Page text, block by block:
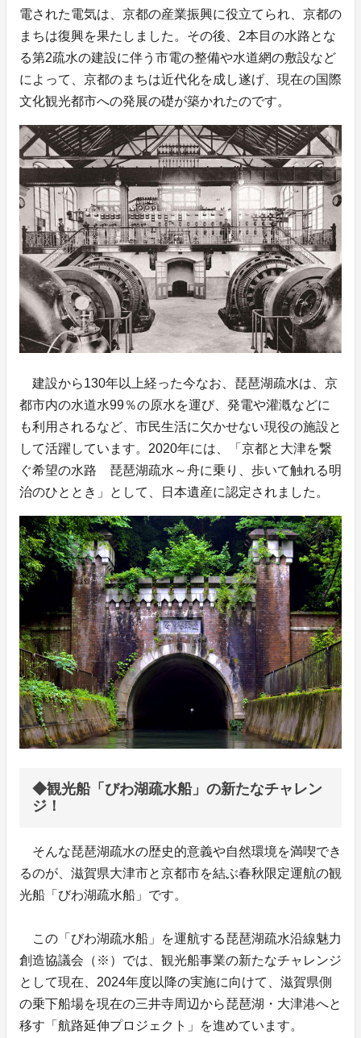
電された電気は、京都の産業振興に役立てられ、京都の
まちは復興を果たしました。その後、2本目の水路とな
る第2疏水の建設に伴う市電の整備や水道網の敷設など
によって、京都のまちは近代化を成し遂げ、現在の国際
文化観光都市への発展の礎が築かれたのです。
建設から130年以上経った今なお、琵琶湖疏水は、京
都市内の水道水99％の原水を運び、発電や灌漑などに
も利用されるなど、市民生活に欠かせない現役の施設と
して活躍しています。2020年には、「京都と大津を繋
ぐ希望の水路 琵琶湖疏水～舟に乗り、歩いて触れる明
治のひととき」として、日本遺産に認定されました。
◆観光船「びわ湖疏水船」の新たなチャレン
ジ！
そんな琵琶湖疏水の歴史的意義や自然環境を満喫でき
るのが、滋賀県大津市と京都市を結ぶ春秋限定運航の観
光船「びわ湖疏水船」です。
この「びわ湖疏水船」を運航する琵琶湖疏水沿線魅力
創造協議会（※）では、観光船事業の新たなチャレンジ
として現在、2024年度以降の実施に向けて、滋賀県側
の乗下船場を現在の三井寺周辺から琵琶湖・大津港へと
移す「航路延伸プロジェクト」を進めています。